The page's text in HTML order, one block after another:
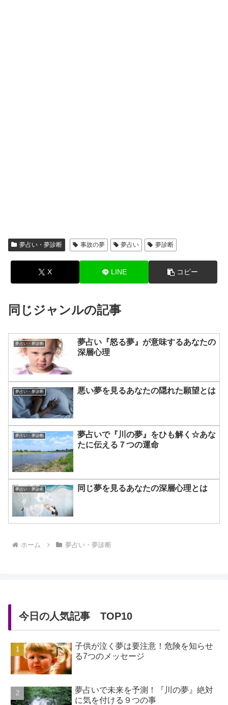
夢占い・夢診断 事故の夢 夢占い 夢診断
X LINE コピー
同じジャンルの記事
夢占い・夢診断
夢占い『怒る夢』が意味するあなたの
深層心理
夢占い・夢診断 悪い夢を見るあなたの隠れた願望とは
夢占い・夢診断
夢占いで『川の夢』をひも解く☆あな
たに伝える７つの運命
夢占い・夢診断 同じ夢を見るあなたの深層心理とは
ホーム 夢占い・夢診断
今日の人気記事 TOP10
子供が泣く夢は要注意！危険を知らせ
る7つのメッセージ
夢占いで未来を予測！『川の夢』絶対
に気を付ける９つの事